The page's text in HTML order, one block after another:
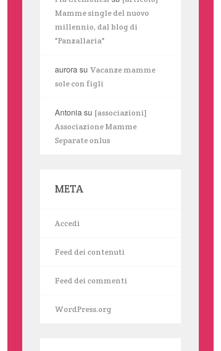
Mamme single del nuovo
millennio, dal blog di
"Panzallaria"
aurorasu Vacanze mamme
sole con figli
Antoniasu [associazioni]
Associazione Mamme
Separate onlus
META
Accedi
Feed dei contenuti
Feed dei commenti
WordPress.org